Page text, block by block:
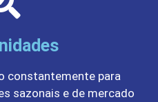
constantemente para
sazonais e de mercado